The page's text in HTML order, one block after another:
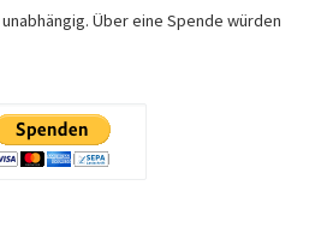
Über eine Spende würden